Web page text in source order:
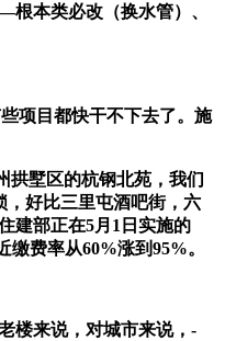
根本类必改（换水管）、
项目都快干不下去了。施
墅区的杭钢北苑，我们
，好比三里屯酒吧街，六
建部正在5月1日实施的
费率从60%涨到95%。
楼来说，对城市来说，-